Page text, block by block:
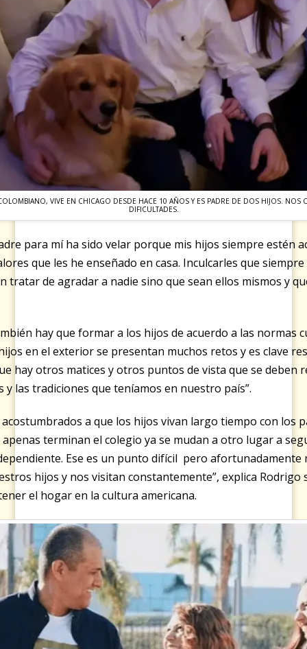
VIVE EN CHICAGO DESDE HACE 10 AÑOS Y ES PADRE DE DOS HIJOS. NOS
DIFICULTADES.
para mí ha sido velar porque mis hijos siempre estén
que les he enseñado en casa. Inculcarles que
tratar de agradar a nadie sino que sean ellos mismos y
hay que formar a los hijos de acuerdo a las normas
en el exterior se presentan muchos retos y es clave
hay otros matices y otros puntos de vista que se deben
las tradiciones que teníamos en nuestro país”.
a que los hijos vivan largo tiempo con los
terminan el colegio ya se mudan a otro lugar a
Ese es un punto difícil pero afortunadamente
hijos y nos visitan constantemente”, explica Rodrigo
el hogar en la cultura americana.